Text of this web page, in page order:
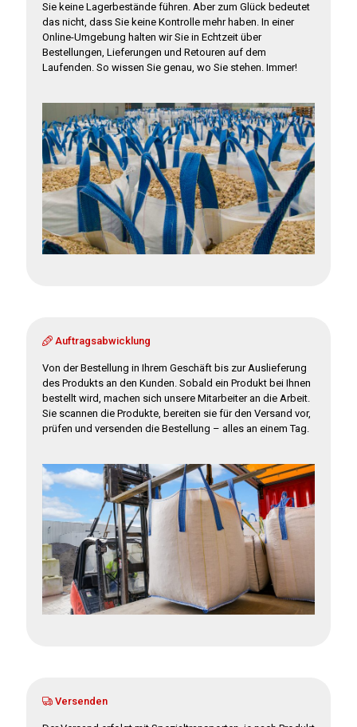
Sie keine Lagerbestände führen. Aber zum Glück bedeutet
das nicht, dass Sie keine Kontrolle mehr haben. In einer
Online-Umgebung halten wir Sie in Echtzeit über
Bestellungen, Lieferungen und Retouren auf dem
Laufenden. So wissen Sie genau, wo Sie stehen. Immer!
Auftragsabwicklung
Von der Bestellung in Ihrem Geschäft bis zur Auslieferung
des Produkts an den Kunden. Sobald ein Produkt bei Ihnen
bestellt wird, machen sich unsere Mitarbeiter an die Arbeit.
Sie scannen die Produkte, bereiten sie für den Versand vor,
prüfen und versenden die Bestellung – alles an einem Tag.
Versenden